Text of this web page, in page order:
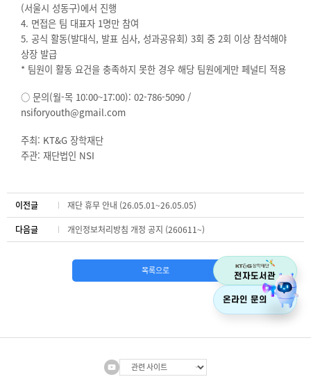
(서울시 성동구)에서 진행
4. 면접은 팀 대표자 1명만 참여
5. 공식 활동(발대식, 발표 심사, 성과공유회) 3회 중 2회 이상 참석해야
상장 발급
* 팀원이 활동 요건을 충족하지 못한 경우 해당 팀원에게만 페널티 적용
○ 문의(월-목 10:00~17:00): 02-786-5090 /
nsiforyouth@gmail.com
주최: KT&G 장학재단
주관: 재단법인 NSI
이전글
재단 휴무 안내 (26.05.01~26.05.05)
다음글
개인정보처리방침 개정 공지 (260611~)
목록으로